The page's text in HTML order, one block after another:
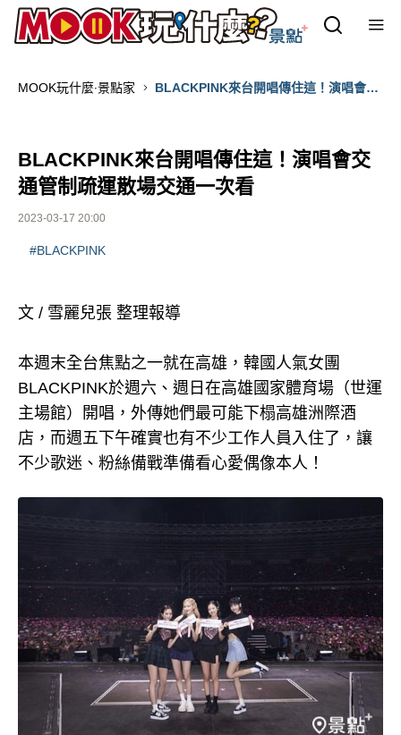
MOOK玩什麼‧景點家
BLACKPINK來台開唱傳住這！演唱會交
BLACKPINK來台開唱傳住這！演唱會交
通管制疏運散場交通一次看
2023-03-17 20:00
#BLACKPINK
文 / 雪麗兒張 整理報導
本週末全台焦點之一就在高雄，韓國人氣女團
BLACKPINK於週六、週日在高雄國家體育場（世運
主場館）開唱，外傳她們最可能下榻高雄洲際酒
店，而週五下午確實也有不少工作人員入住了，讓
不少歌迷、粉絲備戰準備看心愛偶像本人！